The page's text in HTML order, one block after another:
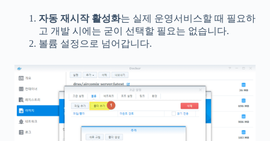
자동 재시작 활성화는 실제 운영서비스할 때 필요하
고 개발 시에는 굳이 선택할 필요는 없습니다.
볼륨 설정으로 넘어갑니다.